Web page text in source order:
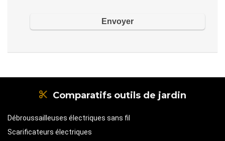
Comparatifs outils de jardin
Débroussailleuses électriques sans fil
Scarificateurs électriques